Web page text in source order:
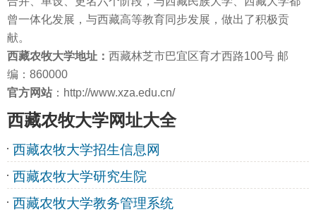
曾一体化发展，与西藏高等教育同步发展，做出了积极贡
献。
西藏农牧大学地址： 西藏林芝市巴宜区育才西路100号 邮
编：860000
官方网站 ：http://www.xza.edu.cn/
西藏农牧大学网址大全
西藏农牧大学招生信息网
西藏农牧大学研究生院
西藏农牧大学教务管理系统